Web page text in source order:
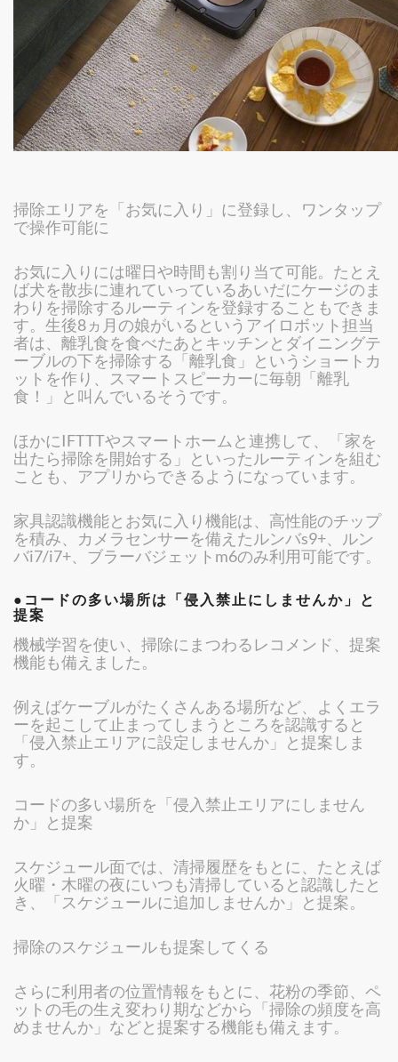
掃除エリアを「お気に入り」に登録し、ワンタップ
で操作可能に
お気に入りには曜日や時間も割り当て可能。たとえ
ば犬を散歩に連れていっているあいだにケージのま
わりを掃除するルーティンを登録することもできま
す。生後8ヵ月の娘がいるというアイロボット担当
者は、離乳食を食べたあとキッチンとダイニングテ
ーブルの下を掃除する「離乳食」というショートカ
ットを作り、スマートスピーカーに毎朝「離乳
食！」と叫んでいるそうです。
ほかにIFTTTやスマートホームと連携して、「家を
出たら掃除を開始する」といったルーティンを組む
ことも、アプリからできるようになっています。
家具認識機能とお気に入り機能は、高性能のチップ
を積み、カメラセンサーを備えたルンバs9+、ルン
バi7/i7+、ブラーバジェットm6のみ利用可能です。
●コードの多い場所は「侵入禁止にしませんか」と
提案
機械学習を使い、掃除にまつわるレコメンド、提案
機能も備えました。
例えばケーブルがたくさんある場所など、よくエラ
ーを起こして止まってしまうところを認識すると
「侵入禁止エリアに設定しませんか」と提案しま
す。
コードの多い場所を「侵入禁止エリアにしません
か」と提案
スケジュール面では、清掃履歴をもとに、たとえば
火曜・木曜の夜にいつも清掃していると認識したと
き、「スケジュールに追加しませんか」と提案。
掃除のスケジュールも提案してくる
さらに利用者の位置情報をもとに、花粉の季節、ペ
ットの毛の生え変わり期などから「掃除の頻度を高
めませんか」などと提案する機能も備えます。